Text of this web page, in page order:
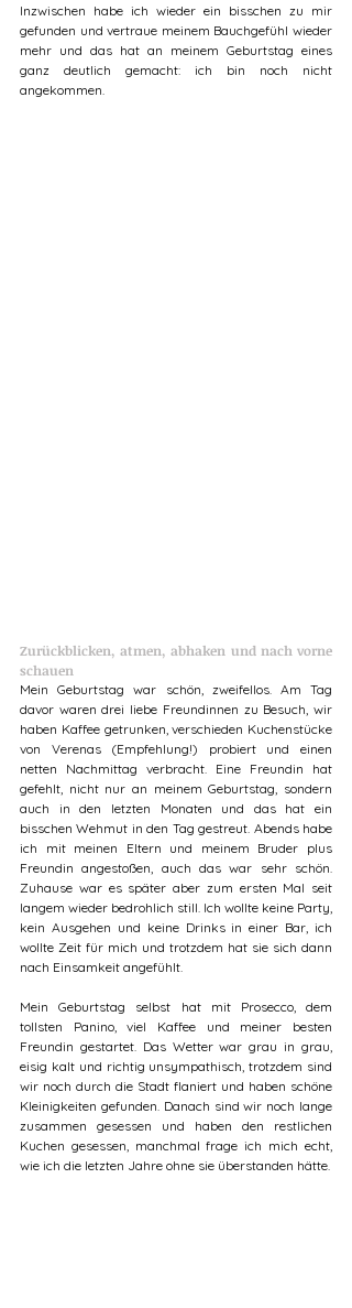
Inzwischen habe ich wieder ein bisschen zu mir
gefunden und vertraue meinem Bauchgefühl wieder
mehr und das hat an meinem Geburtstag eines
ganz deutlich gemacht: ich bin noch nicht
angekommen.
Zurückblicken, atmen, abhaken und nach vorne
schauen
Mein Geburtstag war schön, zweifellos. Am Tag
davor waren drei liebe Freundinnen zu Besuch, wir
haben Kaffee getrunken, verschieden Kuchenstücke
von Verenas (Empfehlung!) probiert und einen
netten Nachmittag verbracht. Eine Freundin hat
gefehlt, nicht nur an meinem Geburtstag, sondern
auch in den letzten Monaten und das hat ein
bisschen Wehmut in den Tag gestreut. Abends habe
ich mit meinen Eltern und meinem Bruder plus
Freundin angestoßen, auch das war sehr schön.
Zuhause war es später aber zum ersten Mal seit
langem wieder bedrohlich still. Ich wollte keine Party,
kein Ausgehen und keine Drinks in einer Bar, ich
wollte Zeit für mich und trotzdem hat sie sich dann
nach Einsamkeit angefühlt.
Mein Geburtstag selbst hat mit Prosecco, dem
tollsten Panino, viel Kaffee und meiner besten
Freundin gestartet. Das Wetter war grau in grau,
eisig kalt und richtig unsympathisch, trotzdem sind
wir noch durch die Stadt flaniert und haben schöne
Kleinigkeiten gefunden. Danach sind wir noch lange
zusammen gesessen und haben den restlichen
Kuchen gesessen, manchmal frage ich mich echt,
wie ich die letzten Jahre ohne sie überstanden hätte.